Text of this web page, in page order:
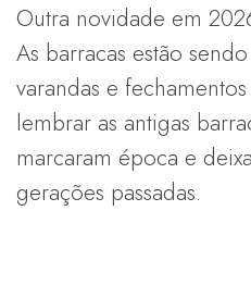
Outra novidade em
As barracas estão
varandas e
lembrar as antigas
marcaram época e
gerações passadas.